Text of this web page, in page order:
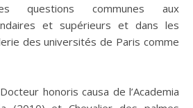
questions communes aux
et supérieurs et dans les
des universités de Paris comme
honoris causa de l’Academia